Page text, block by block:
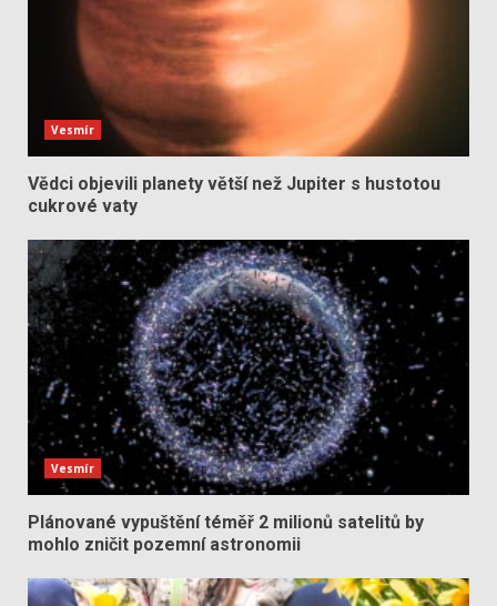
Vesmír
Vědci objevili planety větší než Jupiter s hustotou
cukrové vaty
Vesmír
Plánované vypuštění téměř 2 milionů satelitů by
mohlo zničit pozemní astronomii